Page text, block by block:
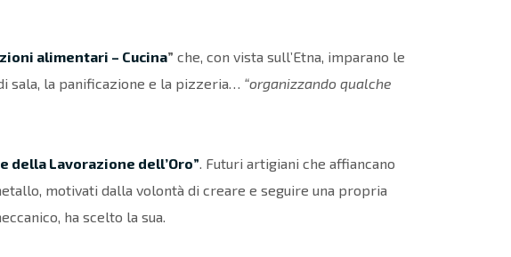
alimentari – Cucina” che, con vista sull’Etna, imparano le
sala, la panificazione e la pizzeria… “organizzando qualche
della Lavorazione dell’Oro”. Futuri artigiani che affiancano
motivati dalla volontà di creare e seguire una propria
ha scelto la sua.